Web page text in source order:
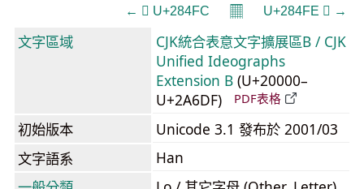
← 𨓼 U+284FC 𝄜 U+284FE 𨓾 →
文字區域
CJK統合表意文字擴展區B / CJK
Unified Ideographs
Extension B (U+20000–
U+2A6DF)
PDF表格
初始版本
Unicode 3.1 發布於 2001/03
文字語系
Han